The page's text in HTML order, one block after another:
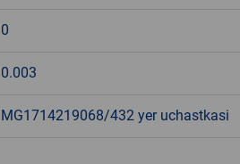
0
0.003
MG1714219068/432 yer uchastkasi